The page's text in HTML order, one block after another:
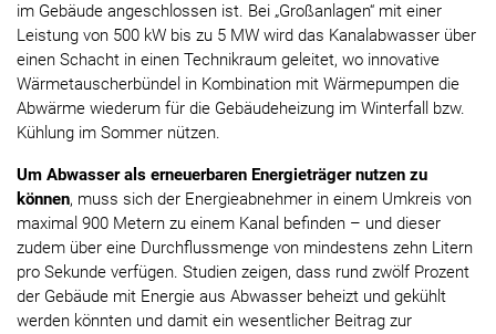
im Gebäude angeschlossen ist. Bei „Großanlagen“ mit einer
Leistung von 500 kW bis zu 5 MW wird das Kanalabwasser über
einen Schacht in einen Technikraum geleitet, wo innovative
Wärmetauscherbündel in Kombination mit Wärmepumpen die
Abwärme wiederum für die Gebäudeheizung im Winterfall bzw.
Kühlung im Sommer nützen.
Um Abwasser als erneuerbaren Energieträger nutzen zu
können, muss sich der Energieabnehmer in einem Umkreis von
maximal 900 Metern zu einem Kanal befinden – und dieser
zudem über eine Durchflussmenge von mindestens zehn Litern
pro Sekunde verfügen. Studien zeigen, dass rund zwölf Prozent
der Gebäude mit Energie aus Abwasser beheizt und gekühlt
werden könnten und damit ein wesentlicher Beitrag zur